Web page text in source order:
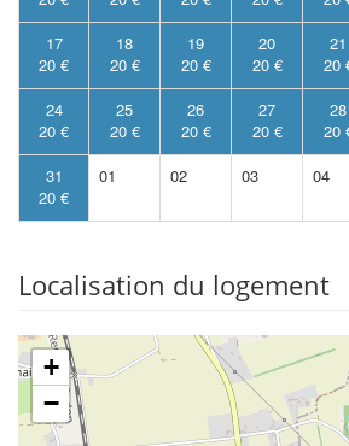
17
20 €
18
20 €
19
20 €
20
20 €
21
20
24
20 €
25
20 €
26
20 €
27
20 €
28
20
31
20 €
01 02 03 04
Localisation du logement
+
−